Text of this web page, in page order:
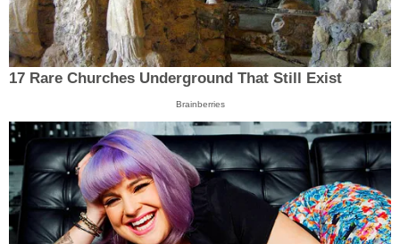
17 Rare Churches Underground That Still Exist
Brainberries